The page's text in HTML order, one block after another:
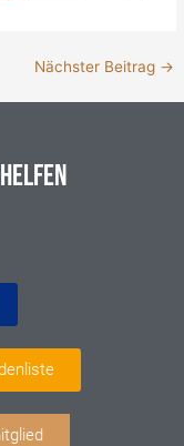
Nächster Beitrag →